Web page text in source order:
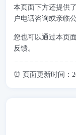
本页面下方还提供
户电话咨询或亲临
您也可以通过本页
反馈。
⏰ 页面更新时间：